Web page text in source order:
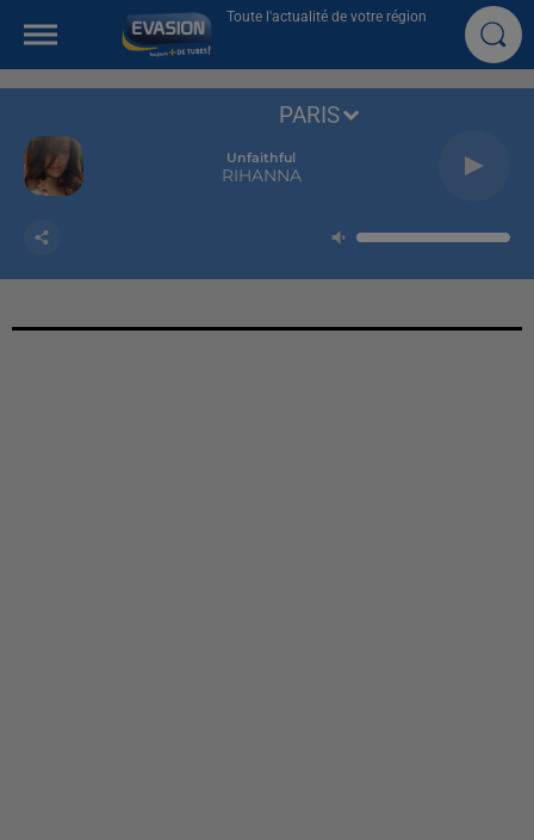
Toute l'actualité de votre région
Unfaithful
RIHANNA
PARIS